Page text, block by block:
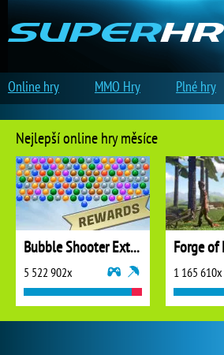
Nejlepší online hry měsíce
Bubble Shooter Extreme
5 522 902x
Forge of
1 165 610x
Online hry MMO Hry Plné hry